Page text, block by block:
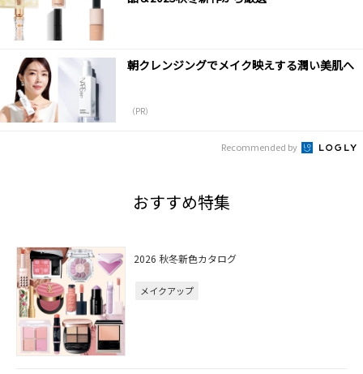
朝クレンジングでメイク映えする潤い美肌へ
（PR）
Recommended by
おすすめ特集
2026 秋冬新色カタログ
メイクアップ